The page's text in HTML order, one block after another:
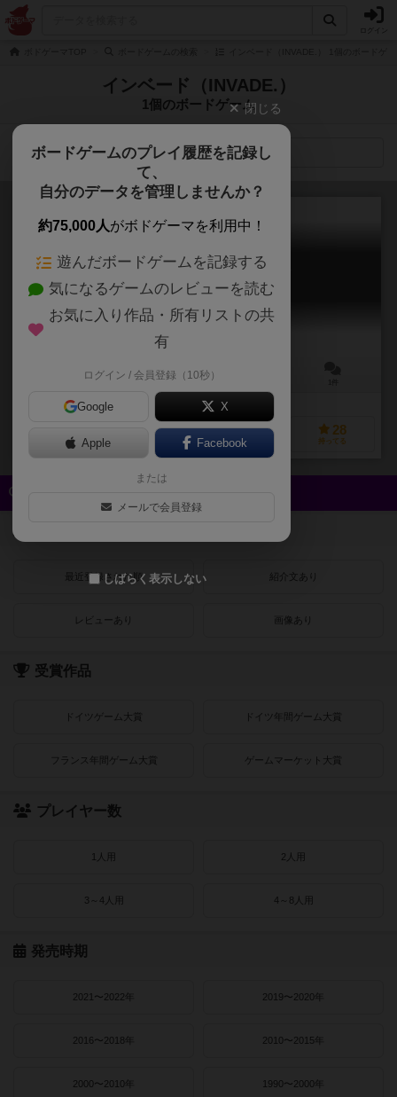
インベード（INVADE.）
1個のボードゲーム
検索メニュー
キャトルミューティレーション
CATTLE MUTILATION
5～15分
興味あり
37 2
お気に入り
28
持ってる
最近登録された順 紹介文あり
レビューあり 画像あり
受賞作品
ドイツゲーム大賞 ドイツ年間ゲーム大賞
フランス年間ゲーム大賞 ゲームマーケット大賞
プレイヤー数
1人用 2人用
3～4人用 4～8人用
発売時期
2021〜2022年 2019〜2020年
2016〜2018年 2010〜2015年
2000〜2010年 1990〜2000年
閉じる
ボードゲームのプレイ履歴を記録し
て、
自分のデータを管理しませんか？
約75,000人がボドゲーマを利用中！
遊んだボードゲームを記録する
気になるゲームのレビューを読む
お気に入り作品・所有リストの共
有
ログイン / 会員登録（10秒）
Google X
Apple Facebook
または
メールで会員登録
しばらく表示しない